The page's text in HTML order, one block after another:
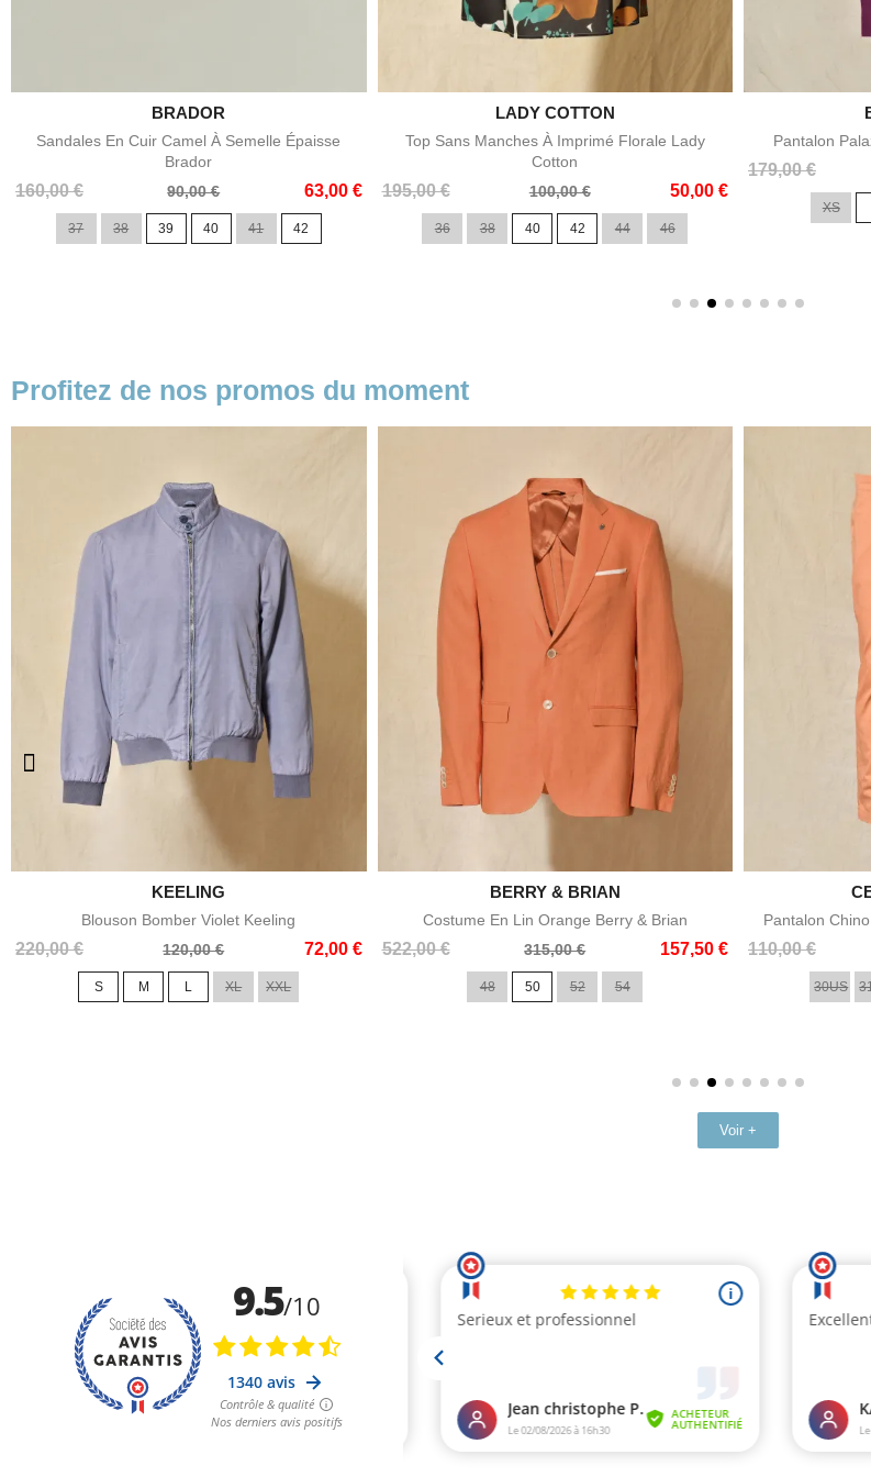
Aperçu rapide
BRADOR
Sandales En Cuir Camel À Semelle Épaisse
Brador
160,00 €
Prix
90,00 € 63,00 €
Prix
37 38 39 40 41 42
Aperçu rapide
LADY COTTON
Top Sans Manches À Imprimé Florale Lady
Cotton
195,00 €
Prix
100,00 € 50,00 €
Prix
36 38 40 42 44 46
Pantalon
179,00 €
Prix
Prix
XS
Profitez de nos promos du moment
Aperçu rapide
KEELING
Blouson Bomber Violet Keeling
220,00 €
Prix
120,00 € 72,00 €
Prix
S M L XL XXL
Aperçu rapide
BERRY & BRIAN
Costume En Lin Orange Berry & Brian
522,00 €
Prix
315,00 € 157,50 €
Prix
48 50 52 54
Pantalon
110,00 €
Prix
Prix
30US
Voir +